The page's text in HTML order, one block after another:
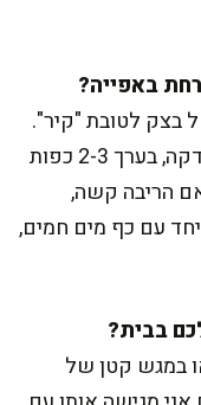
בצק לטובת "קיר".
מעבר לזה, עדיף למרוח שכבה יחסית דקה, בערך 2-3 כפות
הריבה קשה,
עם כף מים חמים,
במגש קטן של